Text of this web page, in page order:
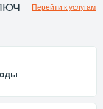
Перейти к услугам